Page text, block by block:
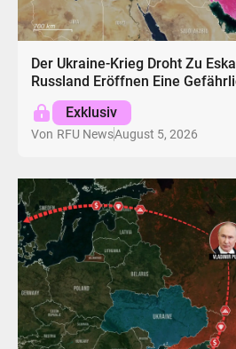
Der Ukraine-Krieg Droht Zu
Russland Eröffnen Eine
Exklusiv
Von RFU NewsAugust 5, 2026